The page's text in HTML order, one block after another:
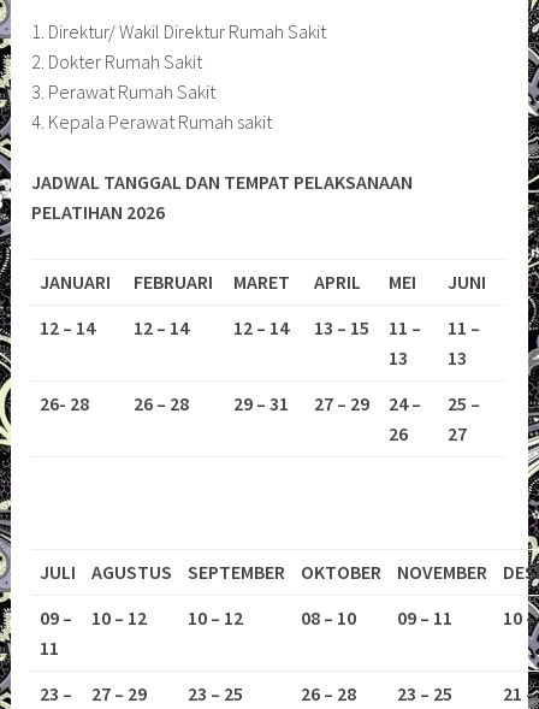
1. Direktur/ Wakil Direktur Rumah Sakit
2. Dokter Rumah Sakit
3. Perawat Rumah Sakit
4. Kepala Perawat Rumah sakit
JADWAL TANGGAL DAN TEMPAT PELAKSANAAN
PELATIHAN 2026
JANUARI FEBRUARI MARET APRIL MEI
JUNI
12 – 14
12 – 14 12 – 14 13 – 15
11 –
13
11 –
13
26- 28
26 – 28 29 – 31 27 – 29
24 –
26
25 –
27
JULI AGUSTUS SEPTEMBER OKTOBER NOVEMBER
09 –
11
10 – 12 10 – 12 08 – 10 09 – 11 10
23 –
27 – 29 23 – 25 26 – 28 23 – 25 21